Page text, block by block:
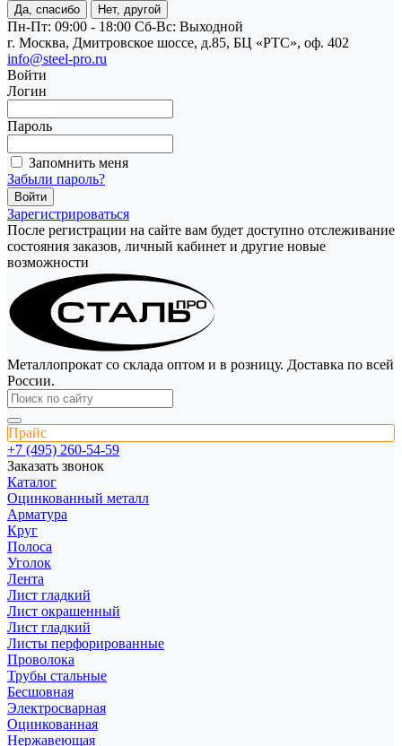
Да, спасибо Нет, другой
Пн-Пт: 09:00 - 18:00 Cб-Вс: Выходной
г. Москва, Дмитровское шоссе, д.85, БЦ «РТС», оф. 402
info@steel-pro.ru
Войти
Логин
Пароль
Запомнить меня
Забыли пароль?
Зарегистрироваться
После регистрации на сайте вам будет доступно отслеживание
состояния заказов, личный кабинет и другие новые
возможности
Металлопрокат со склада оптом и в розницу. Доставка по всей
России.
Прайс
+7 (495) 260-54-59
Заказать звонок
Каталог
Оцинкованный металл
Арматура
Круг
Полоса
Уголок
Лента
Лист гладкий
Лист окрашенный
Лист гладкий
Листы перфорированные
Проволока
Трубы стальные
Бесшовная
Электросварная
Оцинкованная
Нержавеющая